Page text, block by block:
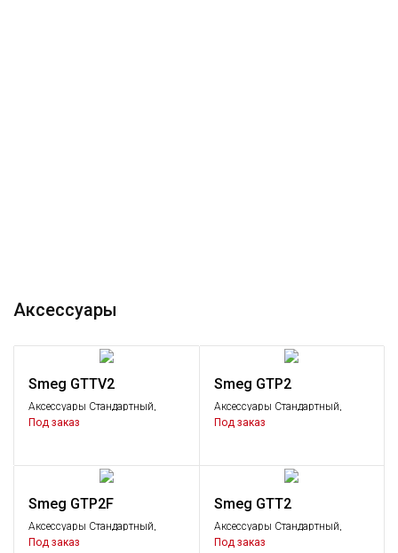
Аксессуары
Smeg GTTV2
Аксессуары Стандартный,
Аксессуары
Под заказ
Smeg GTP2
Аксессуары Стандартный,
Аксессуары
Под заказ
Smeg GTP2F
Аксессуары Стандартный,
Аксессуары
Под заказ
Smeg GTT2
Аксессуары Стандартный,
Аксессуары
Под заказ